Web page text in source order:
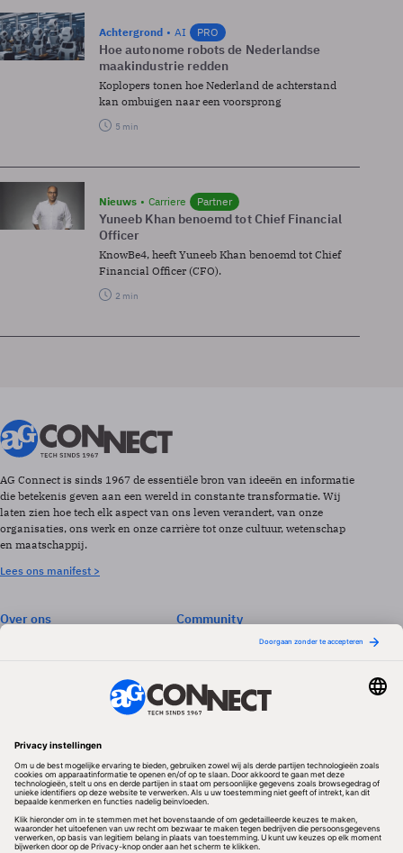
Achtergrond AI PRO
Hoe autonome robots de Nederlandse
maakindustrie redden
Koplopers tonen hoe Nederland de achterstand
kan ombuigen naar een voorsprong
5 min
Nieuws Carriere Partner
Yuneeb Khan benoemd tot Chief Financial
Officer
KnowBe4, heeft Yuneeb Khan benoemd tot Chief
Financial Officer (CFO).
2 min
AG Connect is sinds 1967 de essentiële bron van ideeën en informatie
die betekenis geven aan een wereld in constante transformatie. Wij
laten zien hoe tech elk aspect van ons leven verandert, van onze
organisaties, ons werk en onze carrière tot onze cultuur, wetenschap
en maatschappij.
Lees ons manifest >
Over ons
Privacyinstellingen
Community
Events & Opleidingen
Vacatures
Whitepapers
Volg ons